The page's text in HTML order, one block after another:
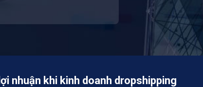
nhuận khi kinh doanh dropshipping